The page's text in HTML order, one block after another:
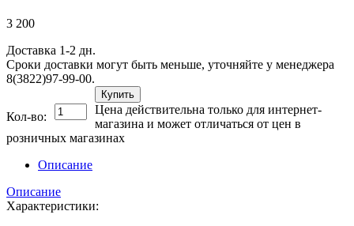
3 200
Доставка 1-2 дн.
Сроки доставки могут быть меньше, уточняйте у менеджера
8(3822)97-99-00.
Кол-во:
Купить
Цена действительна только для интернет-
магазина и может отличаться от цен в
розничных магазинах
Описание
Описание
Характеристики: